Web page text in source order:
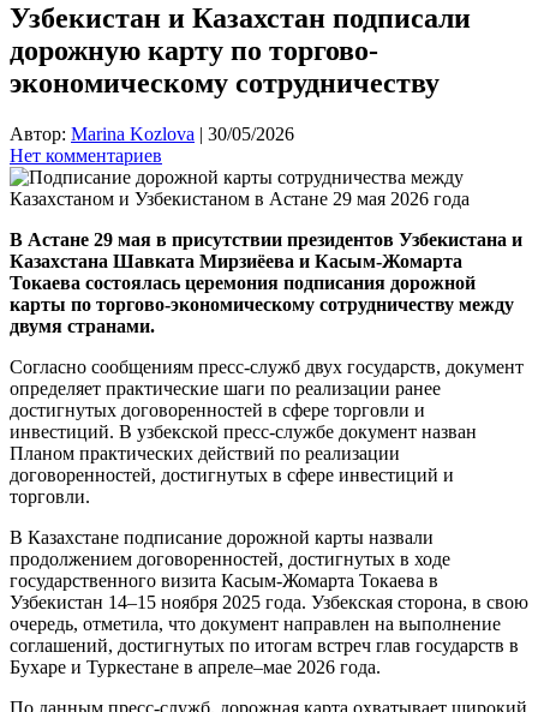
Узбекистан и Казахстан подписали
дорожную карту по торгово-
экономическому сотрудничеству
Автор: Marina Kozlova | 30/05/2026
Нет комментариев
В Астане 29 мая в присутствии президентов Узбекистана и
Казахстана Шавката Мирзиёева и Касым-Жомарта
Токаева состоялась церемония подписания дорожной
карты по торгово-экономическому сотрудничеству между
двумя странами.
Согласно сообщениям пресс-служб двух государств, документ
определяет практические шаги по реализации ранее
достигнутых договоренностей в сфере торговли и
инвестиций. В узбекской пресс-службе документ назван
Планом практических действий по реализации
договоренностей, достигнутых в сфере инвестиций и
торговли.
В Казахстане подписание дорожной карты назвали
продолжением договоренностей, достигнутых в ходе
государственного визита Касым-Жомарта Токаева в
Узбекистан 14–15 ноября 2025 года. Узбекская сторона, в свою
очередь, отметила, что документ направлен на выполнение
соглашений, достигнутых по итогам встреч глав государств в
Бухаре и Туркестане в апреле–мае 2026 года.
По данным пресс-служб, дорожная карта охватывает широкий